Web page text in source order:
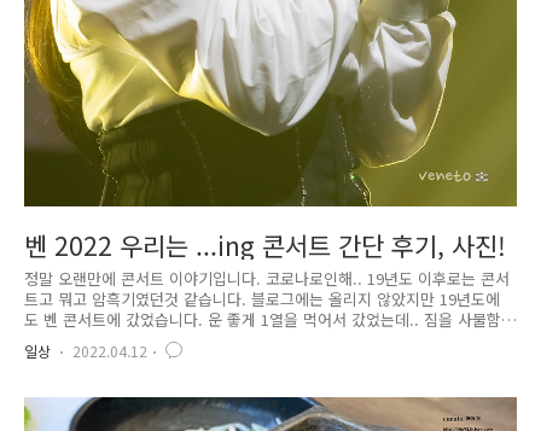
벤 2022 우리는 ...ing 콘서트 간단 후기, 사진!
정말 오랜만에 콘서트 이야기입니다. 코로나로인해.. 19년도 이후로는 콘서
트고 뭐고 암흑기였던것 같습니다. 블로그에는 올리지 않았지만 19년도에
도 벤 콘서트에 갔었습니다. 운 좋게 1열을 먹어서 갔었는데.. 짐을 사물함
에 넣으라고 해서 그냥 눈으로만 보고 왔던 콘서트였었어요..ㅎㅎ 진짜 1열
은 정말 좋긴 하더라구요.ㅎㅎ 그때 응원봉도 샀었는데 이번에 들고가려고
요..ㅠㅠ 지난 3월 말에 있었던 티켓팅.. 원래 예매 했던건 f열이었는데 예
매대기로 3열을 구했습니다..ㅎㅎㅎ 콘서트는 세종대학교 대양홀에서 했는
일상 2022.04.12